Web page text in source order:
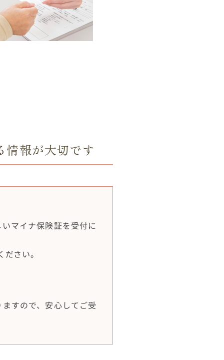
情報が大切です
マイナ保険証を受付に
さい。
すので、安心してご受